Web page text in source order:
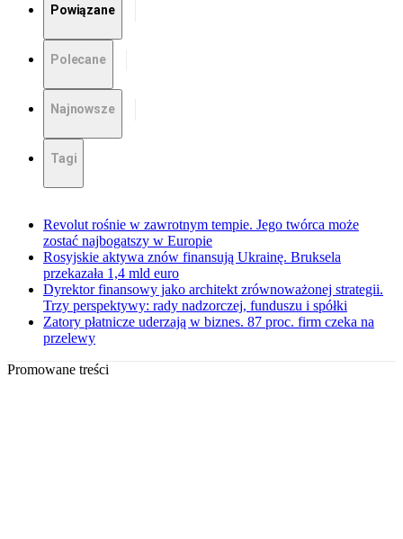
Powiązane
Polecane
Najnowsze
Tagi
Revolut rośnie w zawrotnym tempie. Jego twórca może
zostać najbogatszy w Europie
Rosyjskie aktywa znów finansują Ukrainę. Bruksela
przekazała 1,4 mld euro
Dyrektor finansowy jako architekt zrównoważonej strategii.
Trzy perspektywy: rady nadzorczej, funduszu i spółki
Zatory płatnicze uderzają w biznes. 87 proc. firm czeka na
przelewy
Promowane treści